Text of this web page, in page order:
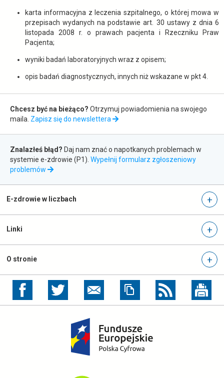
karta informacyjna z leczenia szpitalnego, o której mowa w
przepisach wydanych na podstawie art. 30 ustawy z dnia 6
listopada 2008 r. o prawach pacjenta i Rzeczniku Praw
Pacjenta;
wyniki badań laboratoryjnych wraz z opisem;
opis badań diagnostycznych, innych niż wskazane w pkt 4.
Zapis
do
newslettera
Chcesz być na bieżąco? Otrzymuj powiadomienia na swojego
maila. Zapisz się do newslettera
Zgłaszanie
błędów
Znalazłeś błąd? Daj nam znać o napotkanych problemach w
systemie e-zdrowie (P1). Wypełnij formularz zgłoszeniowy
problemów
otwiera
nowej
E-zdrowie w liczbach
Linki
O stronie
otwiera
w
otwiera
w
karcie